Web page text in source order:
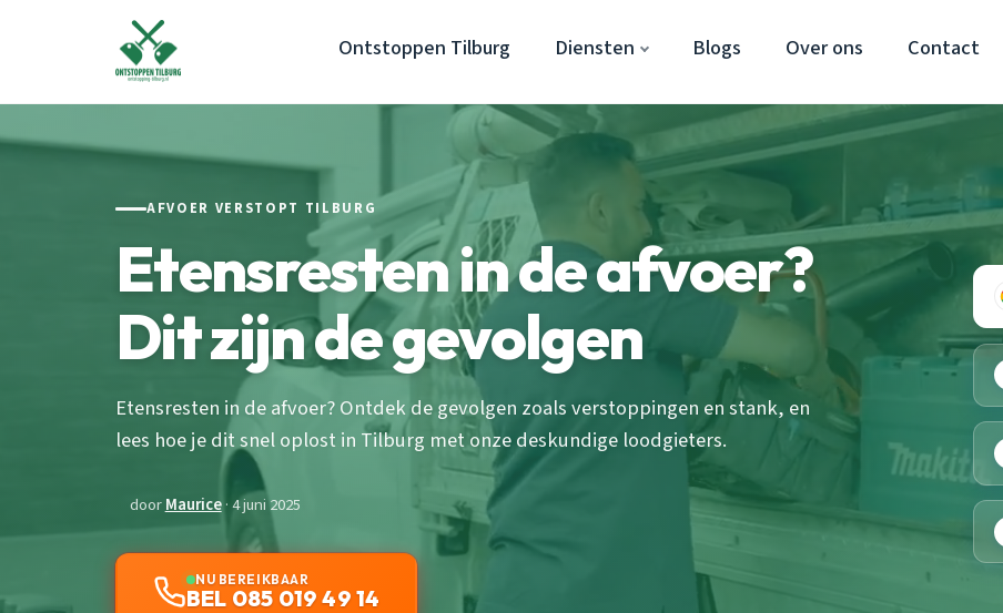
Ontstoppen Tilburg Diensten Blogs Over ons Contact
AFVOER VERSTOPT TILBURG
Etensresten in de afvoer?
Dit zijn de gevolgen
Etensresten in de afvoer? Ontdek de gevolgen zoals verstoppingen en stank, en
lees hoe je dit snel oplost in Tilburg met onze deskundige loodgieters.
doorMaurice· 4 juni 2025
NU BEREIKBAAR
BEL 085 019 49 14